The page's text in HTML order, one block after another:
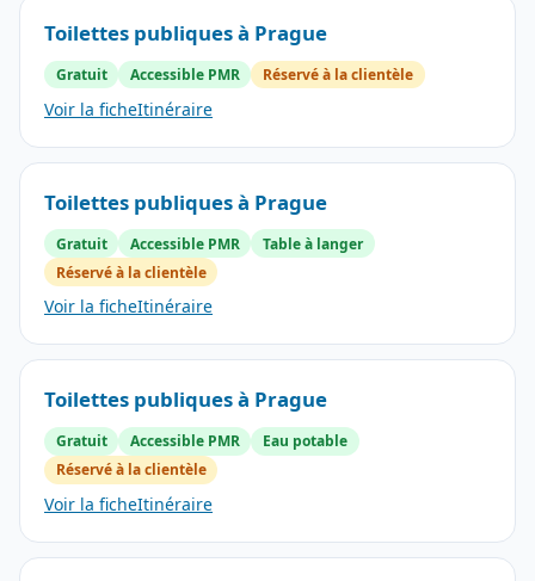
Toilettes publiques à Prague
Gratuit Accessible PMR Réservé à la clientèle
Voir la ficheItinéraire
Toilettes publiques à Prague
Gratuit Accessible PMR
Table à langer
Réservé à la clientèle
Voir la ficheItinéraire
Toilettes publiques à Prague
Gratuit Accessible PMR
Eau potable
Réservé à la clientèle
Voir la ficheItinéraire